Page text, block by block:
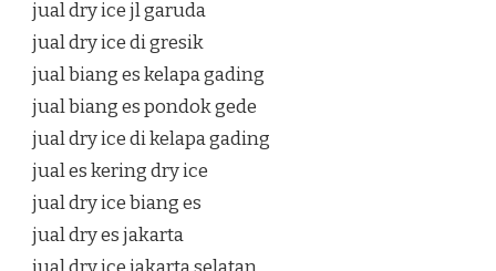
jual dry ice jl garuda
jual dry ice di gresik
jual biang es kelapa gading
jual biang es pondok gede
jual dry ice di kelapa gading
jual es kering dry ice
jual dry ice biang es
jual dry es jakarta